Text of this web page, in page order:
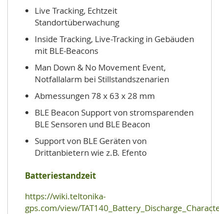
Live Tracking, Echtzeit
Standortüberwachung
Inside Tracking, Live-Tracking in Gebäuden
mit BLE-Beacons
Man Down & No Movement Event,
Notfallalarm bei Stillstandszenarien
Abmessungen 78 x 63 x 28 mm
BLE Beacon Support von stromsparenden
BLE Sensoren und BLE Beacon
Support von BLE Geräten von
Drittanbietern wie z.B. Efento
Batteriestandzeit
https://wiki.teltonika-
gps.com/view/